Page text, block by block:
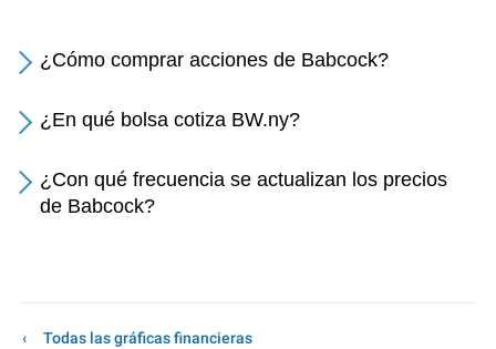
¿Cómo comprar acciones de Babcock?
¿En qué bolsa cotiza BW.ny?
¿Con qué frecuencia se actualizan los precios
de Babcock?
Todas las gráficas financieras